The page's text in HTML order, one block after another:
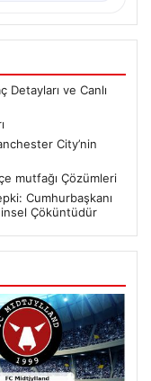
ve Canlı
City’nin
mutfağı Çözümleri
Cumhurbaşkanı
Çöküntüdür